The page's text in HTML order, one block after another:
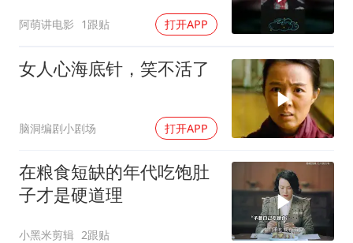
阿萌讲电影 1跟贴 打开APP
女人心海底针，笑不活了
脑洞编剧小剧场 打开APP
在粮食短缺的年代吃饱肚
子才是硬道理
小黑米剪辑 2跟贴